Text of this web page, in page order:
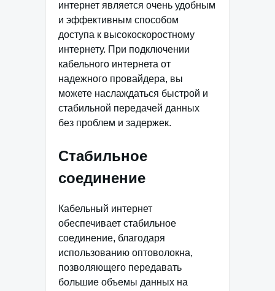
интернет является очень удобным
и эффективным способом
доступа к высокоскоростному
интернету. При подключении
кабельного интернета от
надежного провайдера, вы
можете наслаждаться быстрой и
стабильной передачей данных
без проблем и задержек.
Стабильное
соединение
Кабельный интернет
обеспечивает стабильное
соединение, благодаря
использованию оптоволокна,
позволяющего передавать
большие объемы данных на